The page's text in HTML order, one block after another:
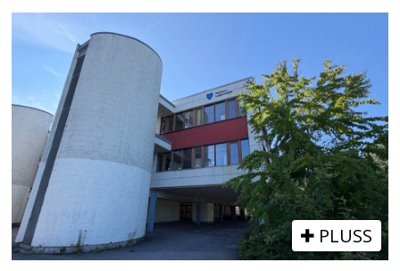
PLUSS